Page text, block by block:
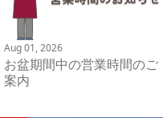
Aug 01, 2026
お盆期間中の営業時間のご
案内